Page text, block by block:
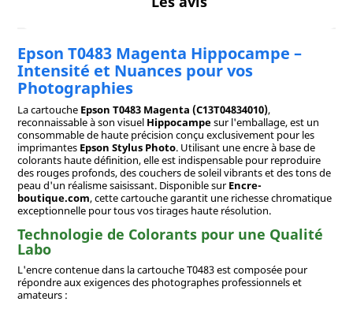
Epson T0483 Magenta Hippocampe –
Intensité et Nuances pour vos
Photographies
La cartouche Epson T0483 Magenta (C13T04834010),
reconnaissable à son visuel Hippocampesur l'emballage, est un
consommable de haute précision conçu exclusivement pour les
imprimantes Epson Stylus Photo. Utilisant une encre à base de
colorants haute définition, elle est indispensable pour reproduire
des rouges profonds, des couchers de soleil vibrants et des tons de
peau d'un réalisme saisissant. Disponible surEncre-
boutique.com, cette cartouche garantit une richesse chromatique
exceptionnelle pour tous vos tirages haute résolution.
Technologie de Colorants pour une Qualité
Labo
L'encre contenue dans la cartouche T0483 est composée pour
répondre aux exigences des photographes professionnels et
amateurs :